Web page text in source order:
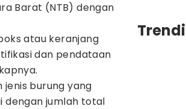
Barat (NTB) dengan
atau keranjang
dan pendataan
jenis burung yang
dengan jumlah total